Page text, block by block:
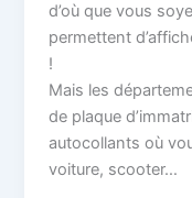
d’où que vous
permettent
!
Mais les
de plaque
autocollants où
voiture, scooter…